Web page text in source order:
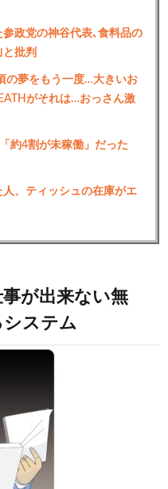
政党の神谷代表､食料品の
批判
の夢をもう一度…大きいお
がそれは…おっさん激
約4割が未稼働」だった
人、ティッシュの在庫がエ
が出来ない無
ステム